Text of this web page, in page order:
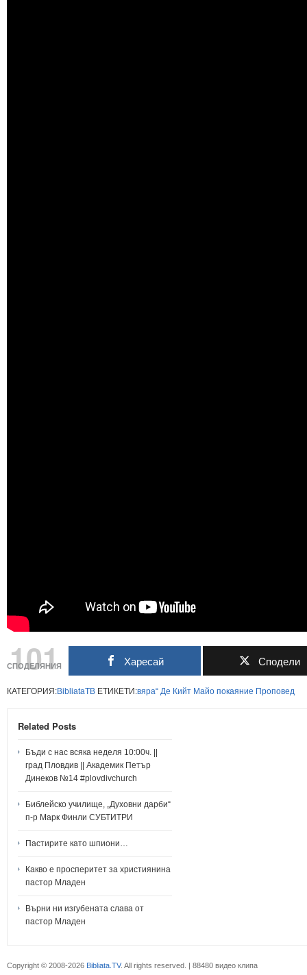
101
СПОДЕЛЯНИЯ Харесай Сподели
КАТЕГОРИЯ:BibliataTB ЕТИКЕТИ:вяра“ Де Кийт Майо покаяние Проповед
Related Posts
Бъди с нас всяка неделя 10:00ч. ||
град Пловдив || Академик Петър
Динеков №14 #plovdivchurch
Библейско училище, „Духовни дарби“
п-р Марк Финли СУБТИТРИ
Пастирите като шпиони…
Какво е просперитет за християнина
пастор Младен
Върни ни изгубената слава от
пастор Младен
Copyright © 2008-2026 Bibliata.TV. All rights reserved. | 88480 видео клипа